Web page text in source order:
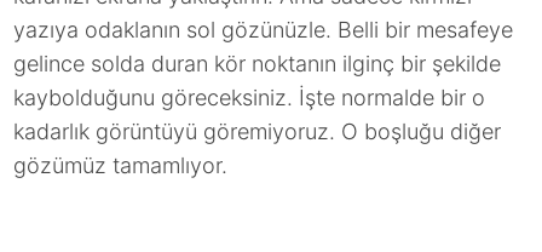
yazıya odaklanın sol gözünüzle. Belli bir mesafeye
gelince solda duran kör noktanın ilginç bir şekilde
kaybolduğunu göreceksiniz. İşte normalde bir o
kadarlık görüntüyü göremiyoruz. O boşluğu diğer
gözümüz tamamlıyor.